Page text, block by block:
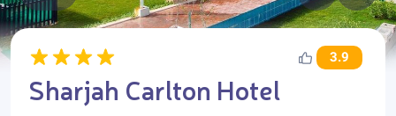
3.9
Sharjah Carlton Hotel